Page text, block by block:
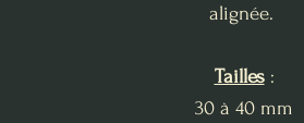
alignée.
Tailles:
30 à 40 mm